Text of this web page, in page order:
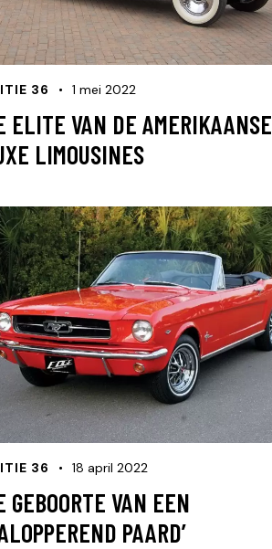
36 1 mei 2022
ELITE VAN DE AMERIKAANSE
LIMOUSINES
36 18 april 2022
GEBOORTE VAN EEN
PAARD’